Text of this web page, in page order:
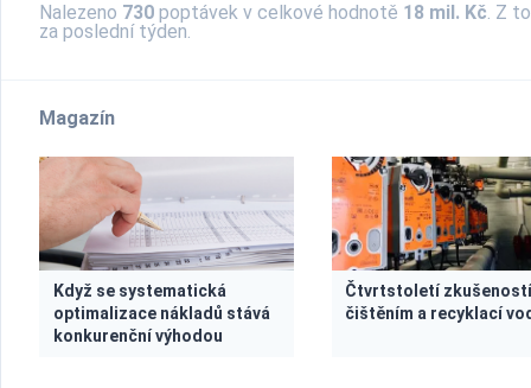
Nalezeno 730 poptávek v celkové hodnotě 18 mil. Kč. Z
za poslední týden.
Magazín
Když se systematická
optimalizace nákladů stává
konkurenční výhodou
Čtvrtstoletí
čištěním a recyklací